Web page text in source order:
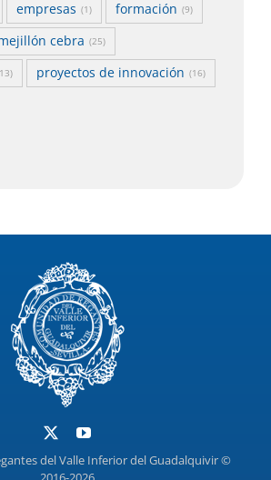
empresas (1) formación (9)
cebra (25)
proyectos de innovación (16)
del Valle Inferior del Guadalquivir ©